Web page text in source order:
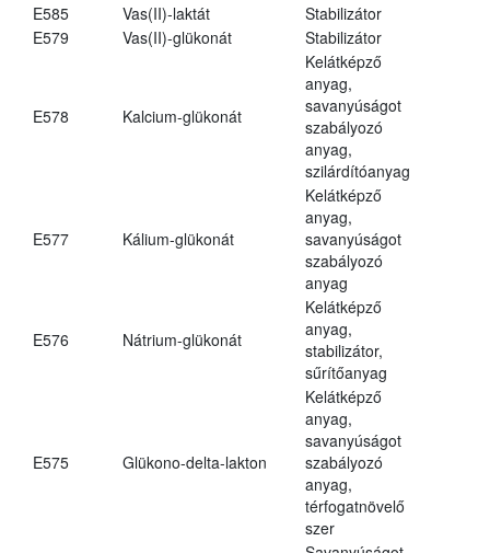
E585 Vas(II)-laktát
Stabilizátor
E579
Vas(II)-glükonát Stabilizátor
E578 Kalcium-glükonát
Kelátképző
anyag,
savanyúságot
szabályozó
anyag,
szilárdítóanyag
E577 Kálium-glükonát
Kelátképző
anyag,
savanyúságot
szabályozó
anyag
E576 Nátrium-glükonát
Kelátképző
anyag,
stabilizátor,
sűrítőanyag
E575 Glükono-delta-lakton
Kelátképző
anyag,
savanyúságot
szabályozó
anyag,
térfogatnövelő
szer